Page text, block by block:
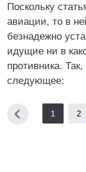
Поскольку
авиации, то в
безнадежно
идущие ни в
противника.
следующее:
1 2